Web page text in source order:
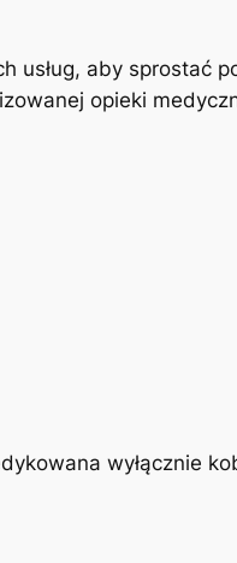
aby sprostać
opieki
wyłącznie